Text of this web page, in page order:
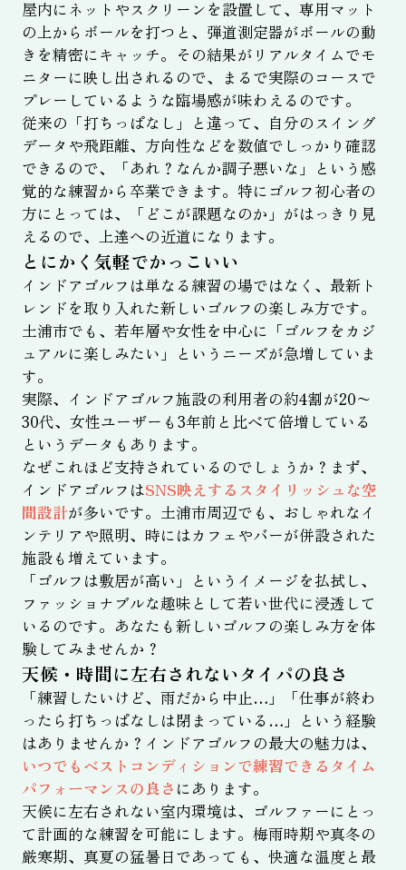
屋内にネットやスクリーンを設置して、専用マット
の上からボールを打つと、弾道測定器がボールの動
きを精密にキャッチ。その結果がリアルタイムでモ
ニターに映し出されるので、まるで実際のコースで
プレーしているような臨場感が味わえるのです。
従来の「打ちっぱなし」と違って、自分のスイング
データや飛距離、方向性などを数値でしっかり確認
できるので、「あれ？なんか調子悪いな」という感
覚的な練習から卒業できます。特にゴルフ初心者の
方にとっては、「どこが課題なのか」がはっきり見
えるので、上達への近道になります。
とにかく気軽でかっこいい
インドアゴルフは単なる練習の場ではなく、最新ト
レンドを取り入れた新しいゴルフの楽しみ方です。
土浦市でも、若年層や女性を中心に「ゴルフをカジ
ュアルに楽しみたい」というニーズが急増していま
す。
実際、インドアゴルフ施設の利用者の約4割が20〜
30代、女性ユーザーも3年前と比べて倍増している
というデータもあります。
なぜこれほど支持されているのでしょうか？まず、
インドアゴルフはSNS映えするスタイリッシュな空
間設計が多いです。土浦市周辺でも、おしゃれなイ
ンテリアや照明、時にはカフェやバーが併設された
施設も増えています。
「ゴルフは敷居が高い」というイメージを払拭し、
ファッショナブルな趣味として若い世代に浸透して
いるのです。あなたも新しいゴルフの楽しみ方を体
験してみませんか？
天候・時間に左右されないタイパの良さ
「練習したいけど、雨だから中止…」「仕事が終わ
ったら打ちっぱなしは閉まっている…」という経験
はありませんか？インドアゴルフの最大の魅力は、
いつでもベストコンディションで練習できるタイム
パフォーマンスの良さ にあります。
天候に左右されない室内環境は、ゴルファーにとっ
て計画的な練習を可能にします。梅雨時期や真冬の
厳寒期、真夏の猛暑日であっても、快適な温度と最